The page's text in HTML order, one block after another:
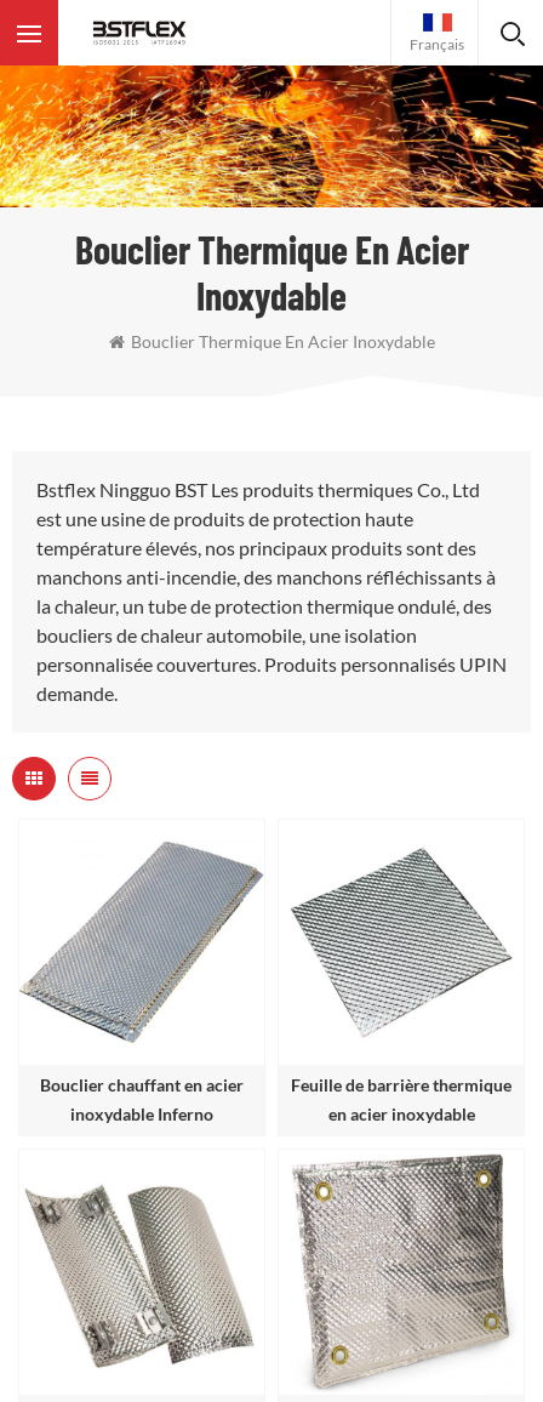
Français
Bouclier Thermique En Acier
Inoxydable
Bouclier Thermique En Acier Inoxydable
Bstflex Ningguo BST Les produits thermiques Co., Ltd
est une usine de produits de protection haute
température élevés, nos principaux produits sont des
manchons anti-incendie, des manchons réfléchissants à
la chaleur, un tube de protection thermique ondulé, des
boucliers de chaleur automobile, une isolation
personnalisée couvertures. Produits personnalisés UPIN
demande.
Bouclier chauffant en acier
inoxydable Inferno
Feuille de barrière thermique
en acier inoxydable